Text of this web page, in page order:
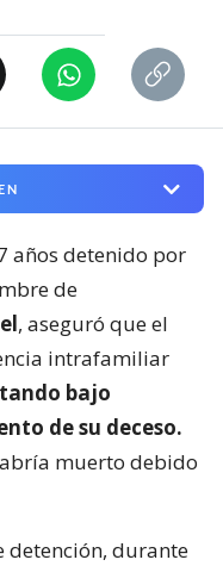
años detenido por
de
, aseguró que el
intrafamiliar
bajo
de su deceso.
muerto debido
detención, durante